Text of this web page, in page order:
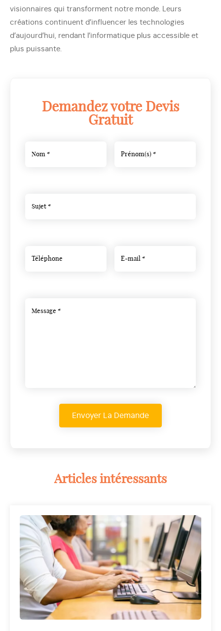
visionnaires qui transforment notre monde. Leurs
créations continuent d’influencer les technologies
d’aujourd’hui, rendant l’informatique plus accessible et
plus puissante.
Demandez votre Devis
Gratuit
Articles intéressants